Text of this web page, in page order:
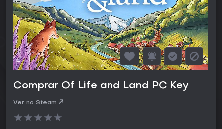
Comprar Of Life and Land PC Key
Ver no Steam
★★★★★